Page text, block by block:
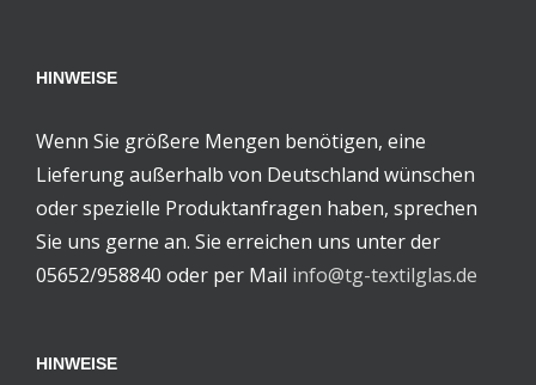
HINWEISE
Wenn Sie größere Mengen benötigen, eine
Lieferung außerhalb von Deutschland wünschen
oder spezielle Produktanfragen haben, sprechen
Sie uns gerne an. Sie erreichen uns unter der
05652/958840 oder per Mail info@tg-textilglas.de
HINWEISE